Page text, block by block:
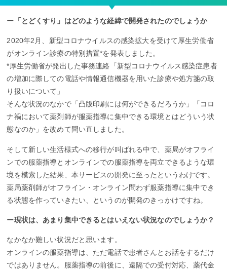
ー「とどくすり」はどのような経緯で開発されたのでしょうか
2020年2月、新型コロナウイルスの感染拡大を受けて厚生労働省
がオンライン診療の特別措置*を発表しました。
*厚生労働省が発出した事務連絡「新型コロナウイルス感染症患者
の増加に際しての電話や情報通信機器を用いた診療や処方箋の取
り扱いについて」
そんな状況のなかで「凸版印刷には何ができるだろうか」「コロ
ナ禍において薬剤師が服薬指導に集中できる環境とはどういう状
態なのか」を改めて問い直しました。
そして新しい生活様式への移行が叫ばれる中で、薬局がオフライ
ンでの服薬指導とオンラインでの服薬指導を両立できるような環
境を模索した結果、本サービスの開発に至ったというわけです。
薬局薬剤師がオフライン・オンライン問わず服薬指導に集中でき
る状態を作っていきたい、というのが開発のきっかけですね。
ー現状は、あまり集中できるとはいえない状況なのでしょうか？
なかなか難しい状況だと思います。
オンラインの服薬指導は、ただ電話で患者さんとお話をするだけ
ではありません。服薬指導の前後に、遠隔での受付対応、薬代金